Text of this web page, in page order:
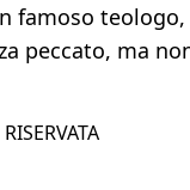
famoso teologo,
peccato, ma